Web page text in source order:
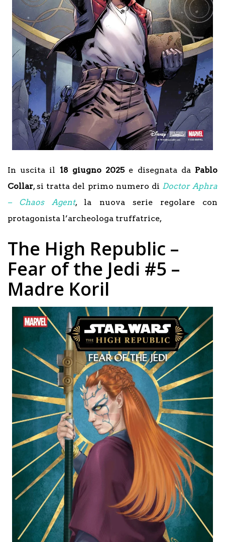
In uscita il 18 giugno 2025e disegnata da Pablo
Collar, si tratta del primo numero di Doctor Aphra
– Chaos Agent, la nuova serie regolare con
protagonista l’archeologa truffatrice,
The High Republic –
Fear of the Jedi #5 –
Madre Koril